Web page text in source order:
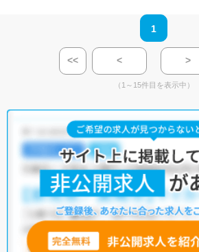
1
<< < >
（1～15件目を表示中）